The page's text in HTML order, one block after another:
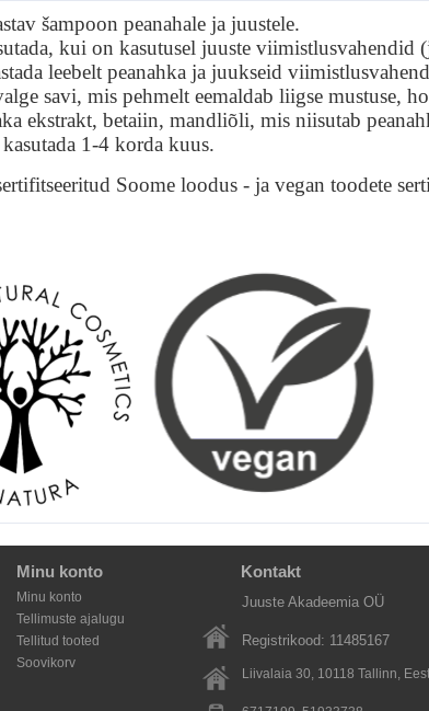
šampoon peanahale ja juustele.
kui on kasutusel juuste viimistlusvahendid
leebelt peanahka ja juukseid
savi, mis pehmelt eemaldab liigse mustuse,
ekstrakt, betaiin, mandliõli, mis niisutab
1-4 korda kuus.
Soome loodus - ja vegan toodete
Minu konto
Minu konto
Tellimuste ajalugu
Tellitud tooted
Soovikorv
Kontakt
Juuste Akadeemia OÜ
Registrikood: 11485167
Liivalaia 30, 10118 Tallinn,